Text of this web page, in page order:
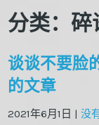
分类：碎
谈谈不要脸
的文章
2021年6月1日 |没